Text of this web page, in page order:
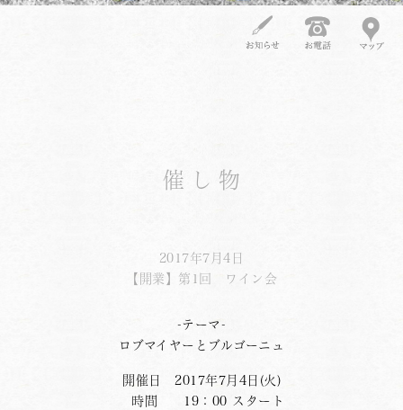
催し物
2017年7月4日
【開業】第1回 ワイン会
-テーマ-
ロブマイヤーとブルゴーニュ
開催日 2017年7月4日(火)
時間 19：00 スタート